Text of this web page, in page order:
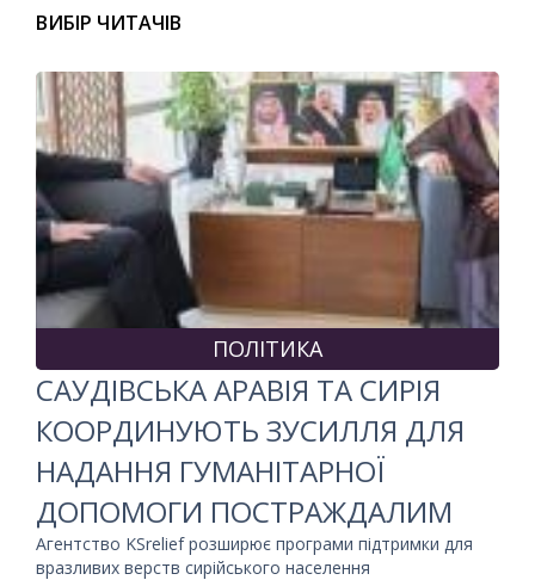
ВИБІР ЧИТАЧІВ
ПОЛІТИКА
САУДІВСЬКА АРАВІЯ ТА СИРІЯ
КООРДИНУЮТЬ ЗУСИЛЛЯ ДЛЯ
НАДАННЯ ГУМАНІТАРНОЇ
ДОПОМОГИ ПОСТРАЖДАЛИМ
Агентство KSrelief розширює програми підтримки для
вразливих верств сирійського населення